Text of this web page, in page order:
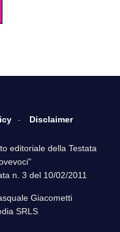
Disclaimer
editoriale della Testata
n. 3 del 10/02/2011
Giacometti
SRLS